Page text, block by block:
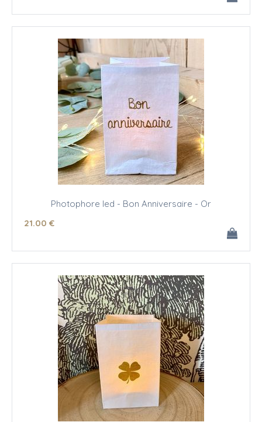
Photophore led - Bon Anniversaire - Or
21.00 €